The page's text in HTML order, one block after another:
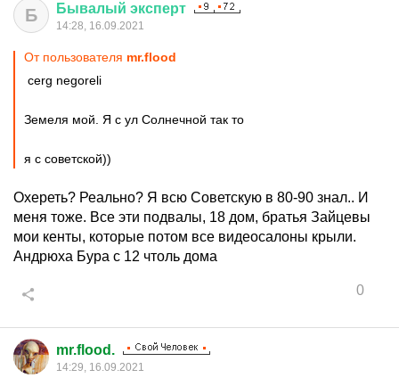
Б Бывалый эксперт
14:28, 16.09.2021
От пользователя mr.flood
cerg negoreli
Земеля мой. Я с ул Солнечной так то
я с советской))
Охереть? Реально? Я всю Советскую в 80-90 знал.. И
меня тоже. Все эти подвалы, 18 дом, братья Зайцевы
мои кенты, которые потом все видеосалоны крыли.
Андрюха Бура с 12 чтоль дома
0
mr.flood.
14:29, 16.09.2021